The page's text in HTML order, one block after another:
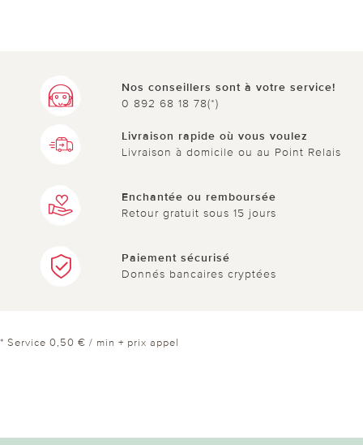
Nos conseillers sont à votre service!
0 892 68 18 78(*)
Livraison rapide où vous voulez
Livraison à domicile ou au Point Relais
Enchantée ou remboursée
Retour gratuit sous 15 jours
Paiement sécurisé
Donnés bancaires cryptées
* Service 0,50 € / min + prix appel